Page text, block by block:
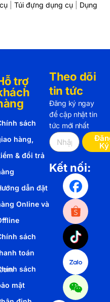
Túi đựng dụng cụ
Dụng
trợ
sách
hàng,
& đổi trả
dẫn đặt
Online và
sách
toán
sách
mật
Theo dõi
tin tức
Đăng ký ngay
để cập nhật tin
tức mới nhất
Ký
Kết nối: